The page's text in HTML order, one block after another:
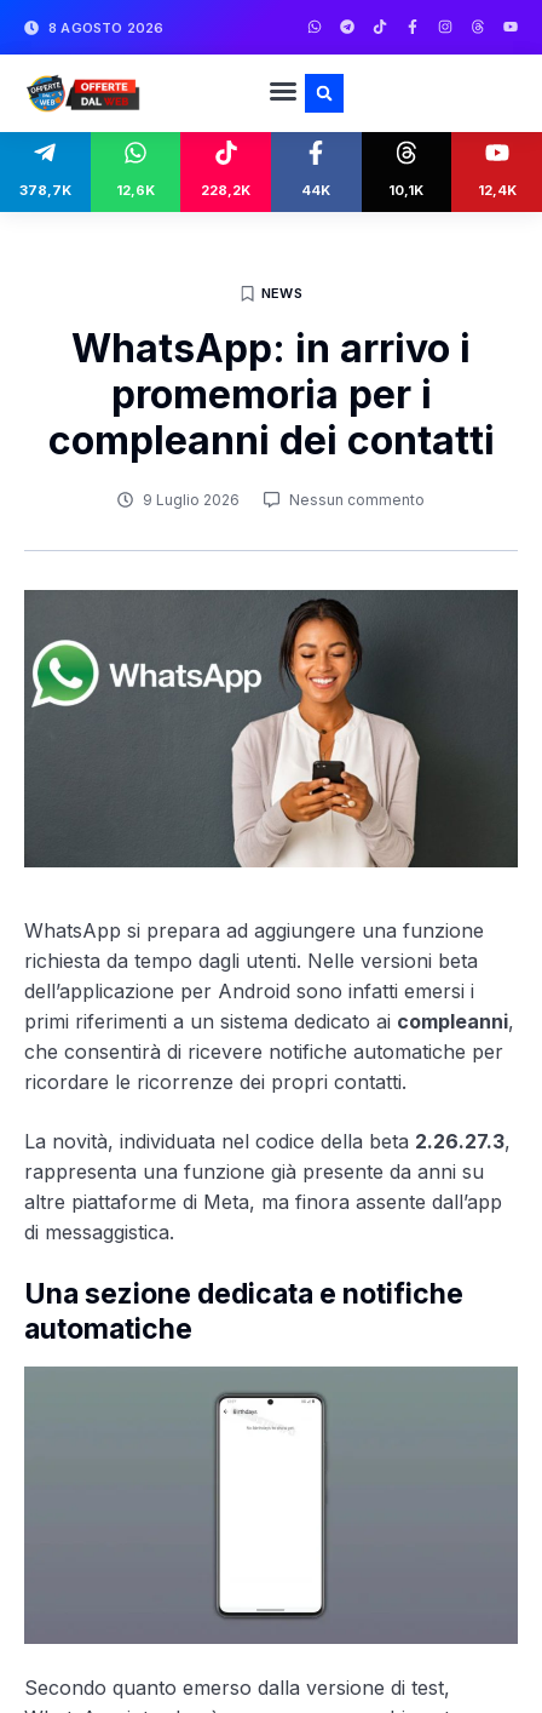
8 AGOSTO 2026
378,7K 12,6K 228,2K 44K 10,1K 12,4K
NEWS
WhatsApp: in arrivo i
promemoria per i
compleanni dei contatti
9 Luglio 2026 Nessun commento
WhatsApp si prepara ad aggiungere una funzione
richiesta da tempo dagli utenti. Nelle versioni beta
dell’applicazione per Android sono infatti emersi i
primi riferimenti a un sistema dedicato ai compleanni,
che consentirà di ricevere notifiche automatiche per
ricordare le ricorrenze dei propri contatti.
La novità, individuata nel codice della beta 2.26.27.3,
rappresenta una funzione già presente da anni su
altre piattaforme di Meta, ma finora assente dall’app
di messaggistica.
Una sezione dedicata e notifiche
automatiche
Secondo quanto emerso dalla versione di test,